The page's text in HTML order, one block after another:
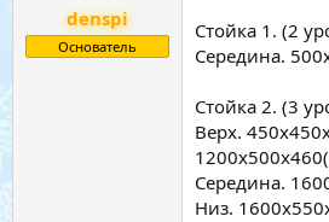
л
а
denspi
Основатель
Стойка 1. (2
Середина.
Стойка 2. (3
Верх.
Середина.
Низ.